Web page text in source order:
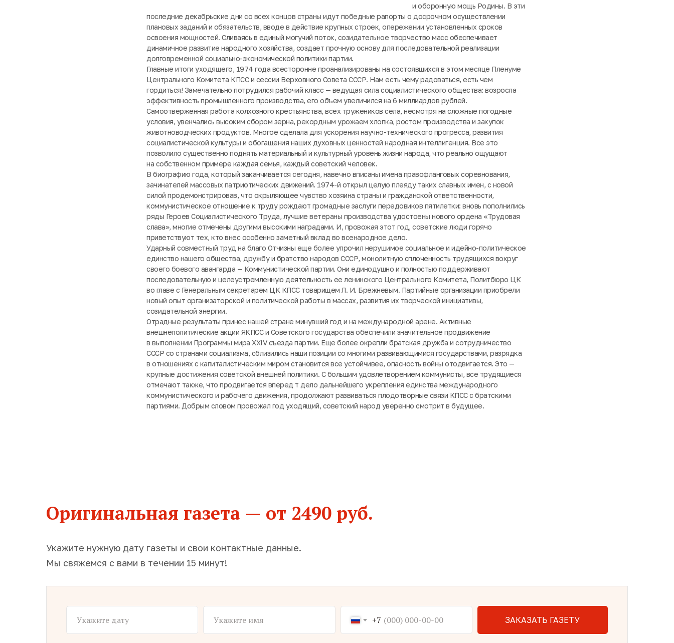
и оборонную мощь Родины. В эти
последние декабрьские дни со всех концов страны идут победные рапорты о досрочном осуществлении
плановых заданий и обязательств, вводе в действие крупных строек, опережении установленных сроков
освоения мощностей. Сливаясь в единый могучий поток, созидательное творчество масс обеспечивает
динамичное развитие народного хозяйства, создает прочную основу для последовательной реализации
долговременной социально-экономической политики партии.
Главные итоги уходящего, 1974 года всесторонне проанализированы на состоявшихся в этом месяце Пленуме
Центрального Комитета КПСС и сессии Верховного Совета СССР. Нам есть чему радоваться, есть чем
гордиться! Замечательно потрудился рабочий класс — ведущая сила социалистического общества: возросла
эффективность промышленного производства, его объем увеличился на 6 миллиардов рублей.
Самоотверженная работа колхозного крестьянства, всех тружеников села, несмотря на сложные погодные
условия, увенчались высоким сбором зерна, рекордным урожаем хлопка, ростом производства и закупок
животноводческих продуктов. Многое сделала для ускорения научно-технического прогресса, развития
социалистической культуры и обогащения наших духовных ценностей народная интеллигенция. Все это
позволило существенно поднять материальный и культурный уровень жизни народа, что реально ощущают
на собственном примере каждая семья, каждый советский человек.
В биографию года, который заканчивается сегодня, навечно вписаны имена правофланговых соревнования,
зачинателей массовых патриотических движений. 1974-й открыл целую плеяду таких славных имен, с новой
силой продемонстрировав, что окрыляющее чувство хозяина страны и гражданской ответственности,
коммунистическое отношение к труду рождают громадные заслуги передовиков пятилетки: вновь пополнились
ряды Героев Социалистического Труда, лучшие ветераны производства удостоены нового ордена «Трудовая
слава», многие отмечены другими высокими наградами. И, провожая этот год, советские люди горячо
приветствуют тех, кто внес особенно заметный вклад во всенародное дело.
Ударный совместный труд на благо Отчизны еще более упрочил нерушимое социальное и идейно-политическое
единство нашего общества, дружбу и братство народов СССР, монолитную сплоченность трудящихся вокруг
своего боевого авангарда — Коммунистической партии. Они единодушно и полностью поддерживают
последовательную и целеустремленную деятельность ее ленинского Центрального Комитета, Политбюро ЦК
во главе с Генеральным секретарем ЦК КПСС товарищем Л. И. Брежневым. Партийные организации приобрели
новый опыт организаторской и политической работы в массах, развития их творческой инициативы,
созидательной энергии.
Отрадные результаты принес нашей стране минувший год и на международной арене. Активные
внешнеполитические акции ЯКПСС и Советского государства обеспечили значительное продвижение
в выполнении Программы мира XXIV съезда партии. Еще более окрепли братская дружба и сотрудничество
СССР со странами социализма, сблизились наши позиции со многими развивающимися государствами, разрядка
в отношениях с капиталистическим миром становится все устойчивее, опасность войны отодвигается. Это —
крупные достижения советской внешней политики. С большим удовлетворением коммунисты, все трудящиеся
отмечают также, что продвигается вперед т дело дальнейшего укрепления единства международного
коммунистического и рабочего движения, продолжают развиваться плодотворные связи КПСС с братскими
партиями. Добрым словом провожал год уходящий, советский народ уверенно смотрит в будущее.
Оригинальная газета — от 2490 руб.
Укажите нужную дату газеты и свои контактные данные.
Мы свяжемся с вами в течении 15 минут!
+7 ЗАКАЗАТЬ ГАЗЕТУ